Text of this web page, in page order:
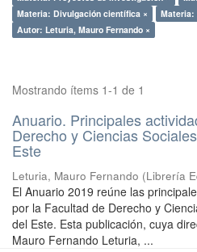
Materia: Divulgación científica ×
Materia:
Autor: Leturia, Mauro Fernando ×
Mostrando ítems 1-1 de 1
Anuario. Principales
Derecho y Ciencias
Este
Leturia, Mauro Fernando (Librería
El Anuario 2019 reúne las
por la Facultad de Derecho y
del Este. Esta publicación, cuya
Mauro Fernando Leturia, ...